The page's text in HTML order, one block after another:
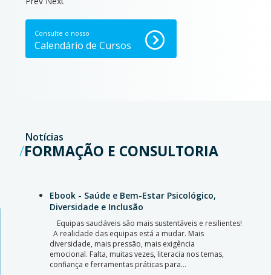
Consulte o nosso
Calendário de Cursos
Notícias
FORMAÇÃO E CONSULTORIA
Ebook - Saúde e Bem-Estar Psicológico,
Diversidade e Inclusão
Equipas saudáveis são mais sustentáveis e resilientes!
A realidade das equipas está a mudar. Mais
diversidade, mais pressão, mais exigência
emocional. Falta, muitas vezes, literacia nos temas,
confiança e ferramentas práticas para…